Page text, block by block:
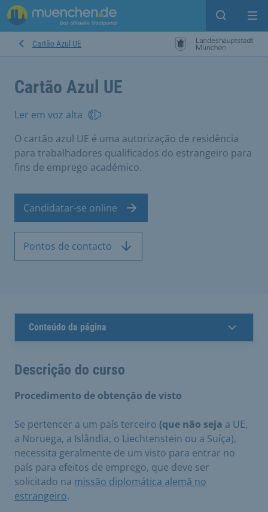
Open
Cartão Azul UE
Cartão Azul UE
Ler em voz alta
O cartão azul UE é uma autorização de residência
para trabalhadores qualificados do estrangeiro para
fins de emprego académico.
Candidatar-se online
Pontos de contacto
Conteúdo da página
Descrição do curso
Procedimento de obtenção de visto
Se pertencer a um país terceiro (que não seja a UE,
a Noruega, a Islândia, o Liechtenstein ou a Suíça),
necessita geralmente de um visto para entrar no
país para efeitos de emprego, que deve ser
solicitado na missão diplomática alemã no
estrangeiro.